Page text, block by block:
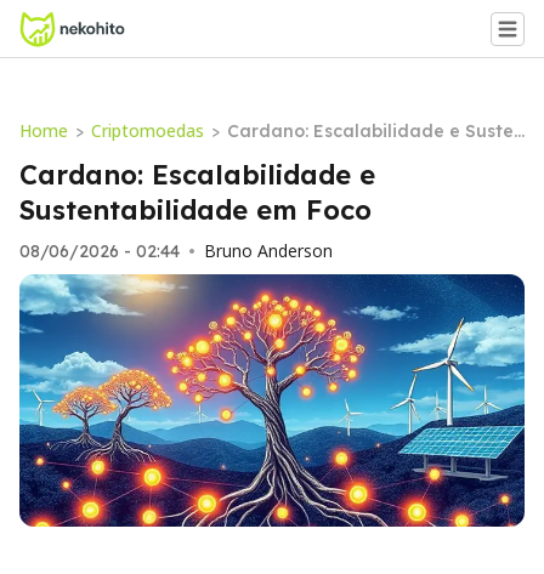
Home > Criptomoedas > Cardano: Escalabilidade e Susten
tabilidade em Foco
Cardano: Escalabilidade e
Sustentabilidade em Foco
08/06/2026 - 02:44 • Bruno Anderson